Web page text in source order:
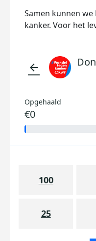
Samen kunnen we
kanker. Voor het
arrow_back
Opgehaald
€0
100
25